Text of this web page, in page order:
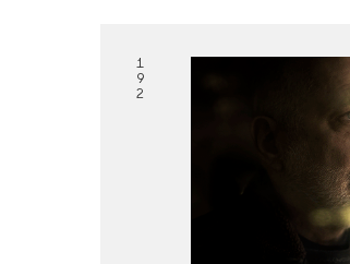
1
9
2